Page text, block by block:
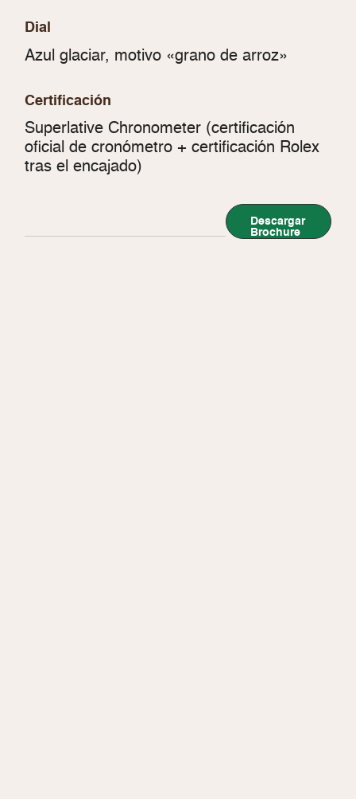
Dial
Azul glaciar, motivo «grano de arroz»
Certificación
Superlative Chronometer (certificación
oficial de cronómetro + certificación Rolex
tras el encajado)
Descargar
Brochure